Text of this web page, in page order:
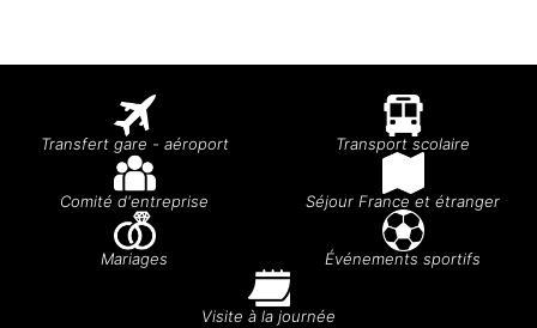
Transfert gare - aéroport Transport scolaire
Comité d'entreprise Séjour France et étranger
Mariages Événements sportifs
Visite à la journée